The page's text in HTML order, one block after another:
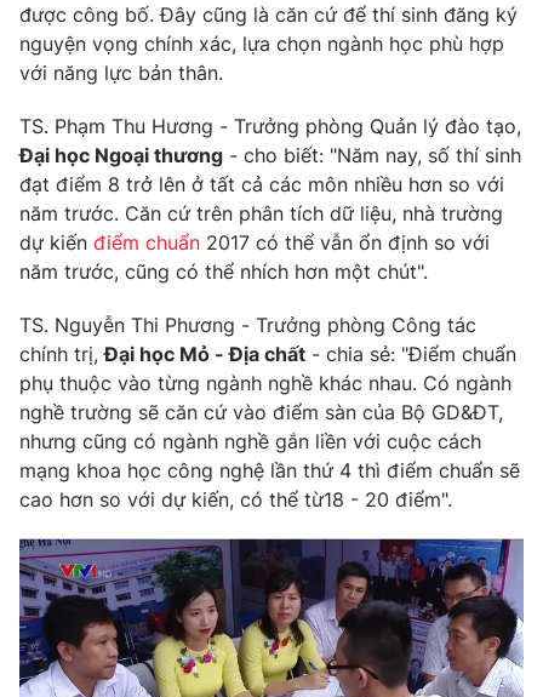
Phim VTV
Hậu trường
Khán giả
Giải sao mai
Giải trí
Điện ảnh
Âm nhạc
Sao
Du lịch
Làm đẹp
Chất lượng cuộc sống
Giáo dục
Tuyển sinh
Học trực tuyến
Công nghệ
Sản phẩm
Thị trường
Tư vấn
Giao lưu trực tuyến
Lịch phát sóng
Chuyên mục khác
Photo Infographic
Video Shorts video
được công bố. Đây cũng là căn cứ để thí sinh đăng ký
nguyện vọng chính xác, lựa chọn ngành học phù hợp
với năng lực bản thân.
TS. Phạm Thu Hương - Trưởng phòng Quản lý đào tạo,
Đại học Ngoại thương - cho biết: "Năm nay, số thí sinh
đạt điểm 8 trở lên ở tất cả các môn nhiều hơn so với
năm trước. Căn cứ trên phân tích dữ liệu, nhà trường
dự kiến điểm chuẩn 2017 có thể vẫn ổn định so với
năm trước, cũng có thể nhích hơn một chút".
TS. Nguyễn Thi Phương - Trưởng phòng Công tác
chính trị,Đại học Mỏ - Địa chất - chia sẻ: "Điểm chuẩn
phụ thuộc vào từng ngành nghề khác nhau. Có ngành
nghề trường sẽ căn cứ vào điểm sàn của Bộ GD&ĐT,
nhưng cũng có ngành nghề gắn liền với cuộc cách
mạng khoa học công nghệ lần thứ 4 thì điểm chuẩn sẽ
cao hơn so với dự kiến, có thể từ18 - 20 điểm".